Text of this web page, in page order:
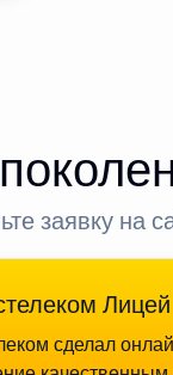
заявку на
Лицей
сделал